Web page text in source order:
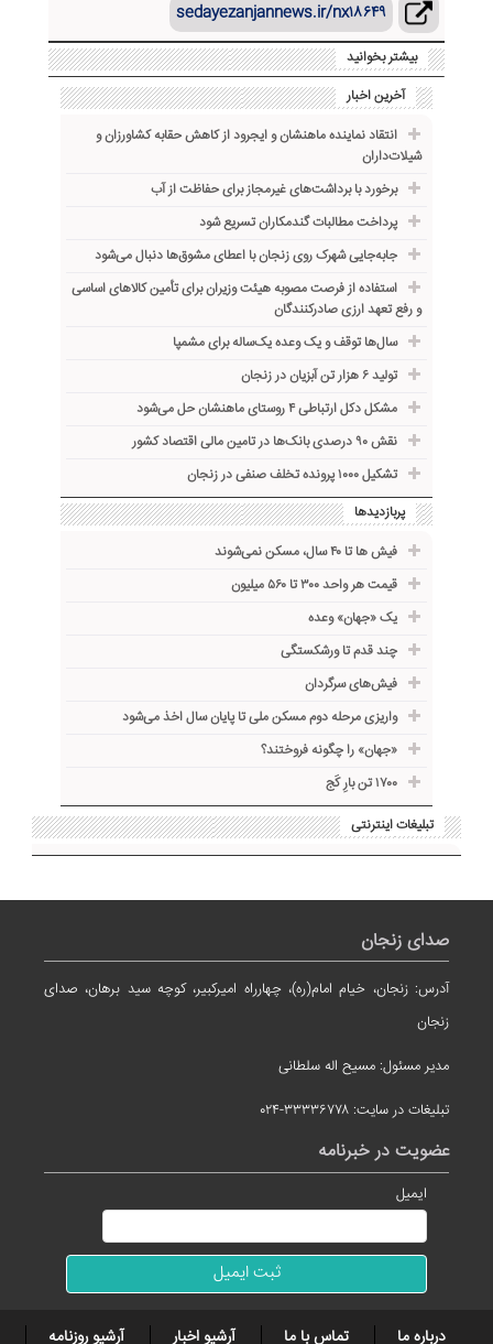
sedayezanjannews.ir/nx۱۸۶۴۹
بیشتر بخوانید
آخرین اخبار
انتقاد نماینده ماهنشان و ایجرود از کاهش حقابه کشاورزان و
شیلات‌داران
برخورد با برداشت‌های غیرمجاز برای حفاظت از آب
پرداخت مطالبات گندمکاران تسریع شود
جابه‌جایی شهرک روی زنجان با اعطای مشوق‌ها دنبال می‌شود
استفاده از فرصت مصوبه هیئت وزیران برای تأمین کالاهای اساسی
و رفع تعهد ارزی صادرکنندگان
سال‌ها توقف و یک وعده یک‌ساله برای مشمپا
تولید ۶ هزار تن آبزیان در زنجان
مشکل دکل ارتباطی ۴ روستای ماهنشان حل می‌شود
نقش ۹۰ درصدی بانک‌ها در تامین مالی اقتصاد کشور
تشکیل ۱۰۰۰ پرونده تخلف صنفی در زنجان
پربازدیدها
فیش ها تا ۴۰ سال، مسکن نمی‌شوند
قیمت هر واحد ۳۰۰ تا ۵۶۰ میلیون
یک «جهان» وعده
چند قدم تا ورشکستگی
فیش‌های سرگردان
واریزی مرحله دوم مسکن ملی تا پایان سال اخذ می‌شود
«جهان» را چگونه فروختند؟
۱۷۰۰ تن بارِ کَج
تبلیغات اینترنتی
صدای زنجان
آدرس: زنجان، خیام امام(ره)، چهارراه امیرکبیر، کوچه سید برهان، صدای
زنجان
مدیر مسئول: مسیح اله سلطانی
تبلیغات در سایت: ۳۳۳۳۶۷۷۸-۰۲۴
عضویت در خبرنامه
ایمیل
درباره ما تماس با ما آرشیو اخبار آرشیو روزنامه